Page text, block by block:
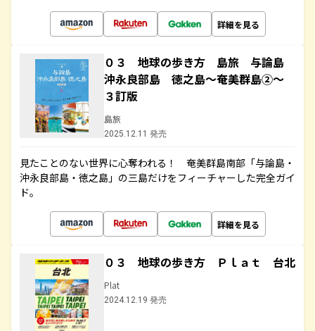
詳細を見る
０３ 地球の歩き方 島旅 与論島
沖永良部島 徳之島～奄美群島②～
３訂版
島旅
2025.12.11 発売
見たことのない世界に心奪われる！ 奄美群島南部「与論島・
沖永良部島・徳之島」の三島だけをフィーチャーした完全ガイ
ド。
詳細を見る
０３ 地球の歩き方 Ｐｌａｔ 台北
Plat
2024.12.19 発売